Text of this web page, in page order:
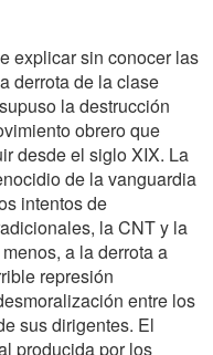
explicar sin conocer las
derrota de la clase
la destrucción
obrero que
desde el siglo XIX. La
de la vanguardia
intentos de
la CNT y la
a la derrota a
represión
entre los
sus dirigentes. El
producida por los